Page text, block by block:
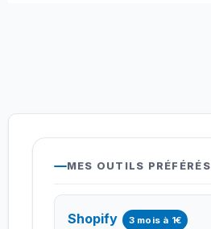
MES OUTILS PRÉFÉRÉS
Shopify 3 mois à 1€